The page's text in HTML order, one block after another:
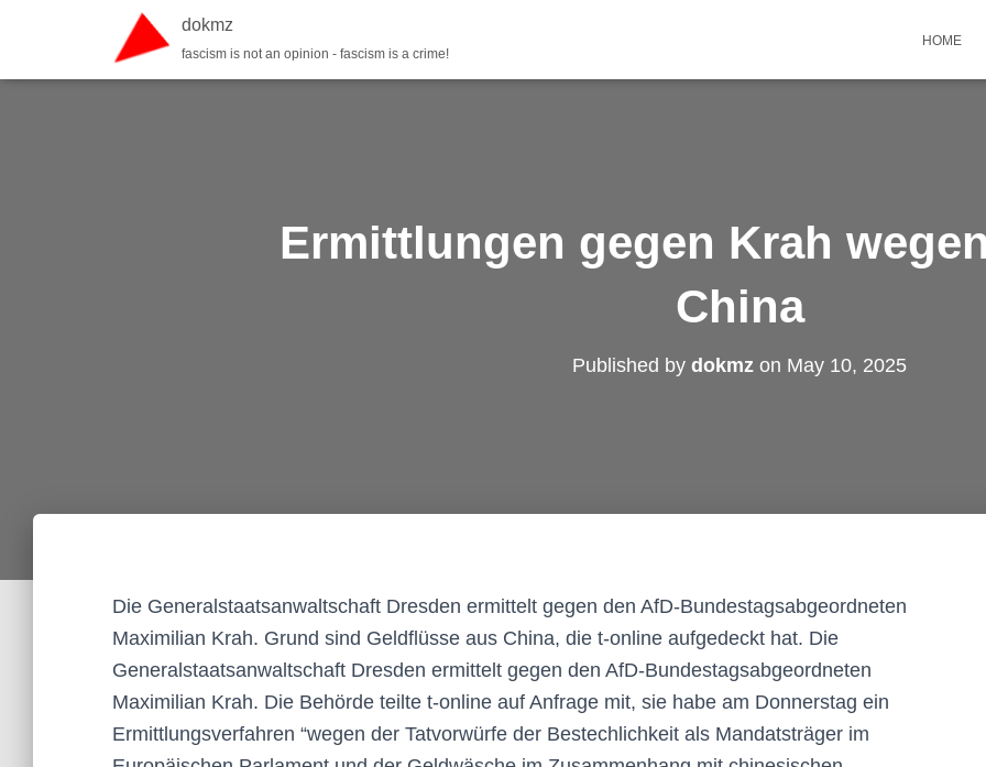
dokmz
fascism is not an opinion - fascism is a crime!
HOME
Ermittlungen gegen Krah
China
Published by dokmz on May 10, 2025
Die Generalstaatsanwaltschaft Dresden ermittelt gegen den AfD-Bundestagsabgeordneten
Maximilian Krah. Grund sind Geldflüsse aus China, die t-online aufgedeckt hat. Die
Generalstaatsanwaltschaft Dresden ermittelt gegen den AfD-Bundestagsabgeordneten
Maximilian Krah. Die Behörde teilte t-online auf Anfrage mit, sie habe am Donnerstag ein
Ermittlungsverfahren “wegen der Tatvorwürfe der Bestechlichkeit als Mandatsträger im